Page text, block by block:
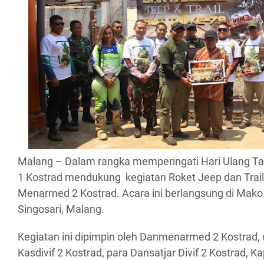
Malang – Dalam rangka memperingati Hari Ulang
1 Kostrad mendukung kegiatan Roket Jeep dan
Menarmed 2 Kostrad. Acara ini berlangsung di
Singosari, Malang.
Kegiatan ini dipimpin oleh Danmenarmed 2
Kasdivif 2 Kostrad, para Dansatjar Divif 2 Kostrad,